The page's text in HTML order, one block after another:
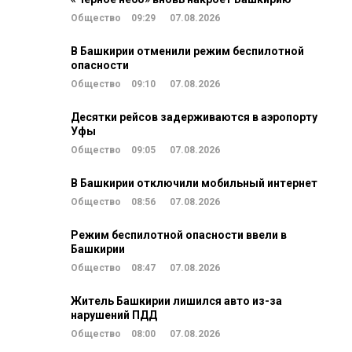
Общество 09:29 07.08.2026
В Башкирии отменили режим беспилотной
опасности
Общество 09:10 07.08.2026
Десятки рейсов задерживаются в аэропорту
Уфы
Общество 09:05 07.08.2026
В Башкирии отключили мобильный интернет
Общество 08:56 07.08.2026
Режим беспилотной опасности ввели в
Башкирии
Общество 08:47 07.08.2026
Житель Башкирии лишился авто из-за
нарушений ПДД
Общество 08:00 07.08.2026